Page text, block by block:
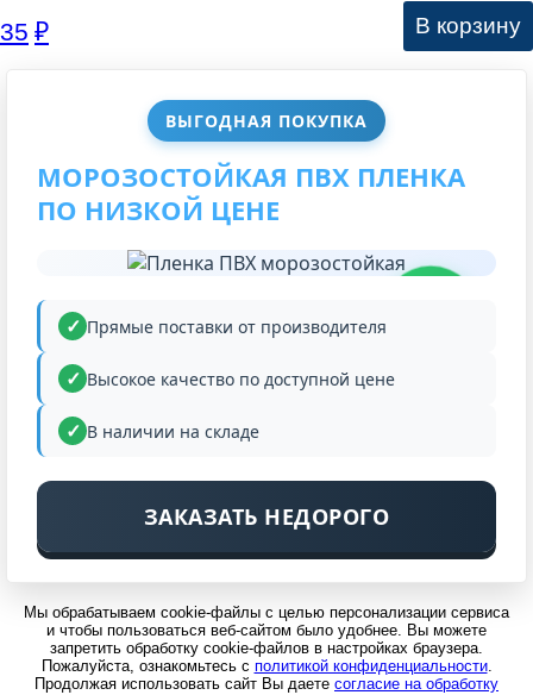
ВЫГОДНАЯ ПОКУПКА
МОРОЗОСТОЙКАЯ ПВХ ПЛЕНКА
ПО НИЗКОЙ ЦЕНЕ
Прямые поставки от производителя
Высокое качество по доступной цене
В наличии на складе
ЗАКАЗАТЬ НЕДОРОГО
35 ₽ В корзину
Мы обрабатываем cookie-файлы с целью персонализации сервиса
и чтобы пользоваться веб-сайтом было удобнее. Вы можете
запретить обработку cookie-файлов в настройках браузера.
Пожалуйста, ознакомьтесь с политикой конфиденциальности.
Продолжая использовать сайт Вы даете согласие на обработку